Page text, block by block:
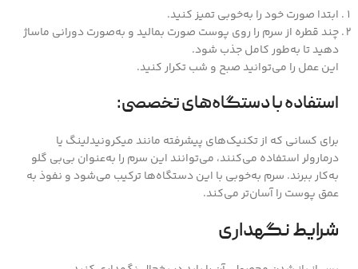
ابتدا صورت خود را به‌خوبی تمیز کنید.
چند قطره از سرم را روی پوست صورت بمالید و به‌صورت دورانی ماساژ
دهید تا به‌طور کامل جذب شود.
این عمل را می‌توانید صبح و شب تکرار کنید.
استفاده با دستگاه‌های تخصصی:
برای کسانی که از تکنیک‌های پیشرفته مانند میکرونیدلینگ یا
درمارولر استفاده می‌کنند، می‌توانند این سرم را به‌عنوان بی‌بی گلو
به‌کار ببرند. سرم به‌خوبی با این دستگاه‌ها ترکیب می‌شود و نفوذ به
عمق پوست را آسان‌تر می‌کند.
شرایط نگهداری